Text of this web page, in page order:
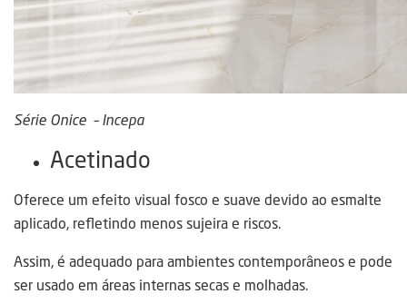
Série Onice – Incepa
Acetinado
Oferece um efeito visual fosco e suave devido ao esmalte
aplicado, refletindo menos sujeira e riscos.
Assim, é adequado para ambientes contemporâneos e pode
ser usado em áreas internas secas e molhadas.